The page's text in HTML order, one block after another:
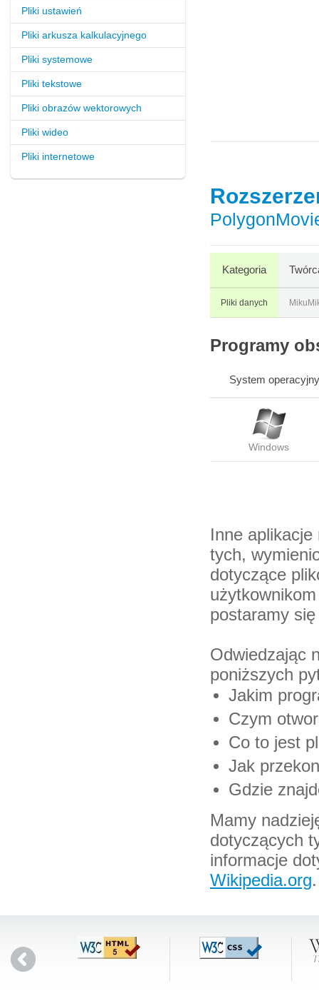
Pliki ustawień
Pliki arkusza kalkulacyjnego
Pliki systemowe
Pliki tekstowe
Pliki obrazów wektorowych
Pliki wideo
Pliki internetowe
Kategoria
Pliki danych
Programy
System operacyjny
Windows
Inne
tych,
dotyczące
postaramy
Odwiedzając
poniższych
Jakim
Czym
Co to jest
Jak
Gdzie
Mamy
dotyczących
informacje
Wikipedia.org.